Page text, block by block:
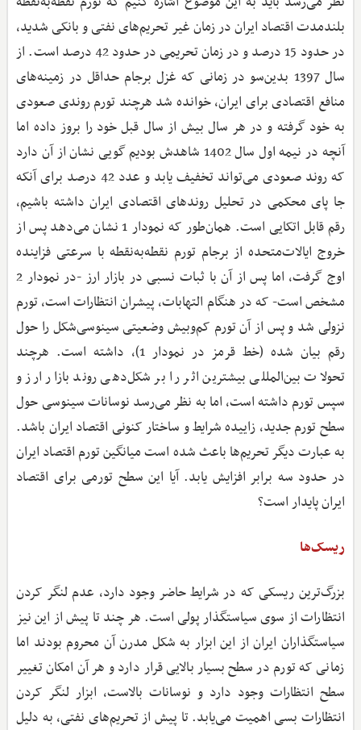
بلندمدت اقتصاد ایران در زمان غیر تحریم‌های نفتی و بانکی شدید،
در حدود 15 درصد و در زمان تحریمی در حدود 42 درصد است. از
سال 1397 بدین‌سو در زمانی که غزل برجام حداقل در زمینه‌های
منافع اقتصادی برای ایران، خوانده شد هرچند تورم روندی صعودی
به خود گرفته و در هر سال بیش از سال قبل خود را بروز داده اما
آنچه در نیمه اول سال 1402 شاهدش بودیم گویی نشان از آن دارد
که روند صعودی می‌تواند تخفیف یابد و عدد 42 درصد برای آنکه
جا پای محکمی در تحلیل روندهای اقتصادی ایران داشته باشیم،
رقم قابل اتکایی است. همان‌طور که نمودار 1 نشان می‌دهد پس از
خروج ایالات‌متحده از برجام تورم نقطه‌به‌نقطه با سرعتی فزاینده
اوج گرفت، اما پس از آن با ثبات نسبی در بازار ارز -در نمودار 2
مشخص است- که در هنگام التهابات، پیشران انتظارات است، تورم
نزولی شد و پس از آن تورم کم‌و‌بیش وضعیتی سینوسی‌شکل را حول
رقم بیان شده (خط قرمز در نمودار 1)، داشته است. هرچند
تحولات بین‌المللی بیشترین اثر را بر شکل‌دهی روند بازار ارز و
سپس تورم داشته است، اما به نظر می‌رسد نوسانات سینوسی حول
سطح تورم جدید، زاییده شرایط و ساختار کنونی اقتصاد ایران باشد.
به عبارت دیگر تحریم‌ها باعث شده است میانگین تورم اقتصاد ایران
در حدود سه برابر افزایش یابد. آیا این سطح تورمی برای اقتصاد
ایران پایدار است؟
ریسک‌ها
بزرگ‌ترین ریسکی که در شرایط حاضر وجود دارد، عدم لنگر کردن
انتظارات از سوی سیاستگذار پولی است. هر چند تا پیش از این نیز
سیاستگذاران ایران از این ابزار به شکل مدرن آن محروم بودند اما
زمانی که تورم در سطح بسیار بالایی قرار دارد و هر آن امکان تغییر
سطح انتظارات وجود دارد و نوسانات بالاست، ابزار لنگر کردن
انتظارات بسی اهمیت می‌یابد. تا پیش از تحریم‌های نفتی، به دلیل